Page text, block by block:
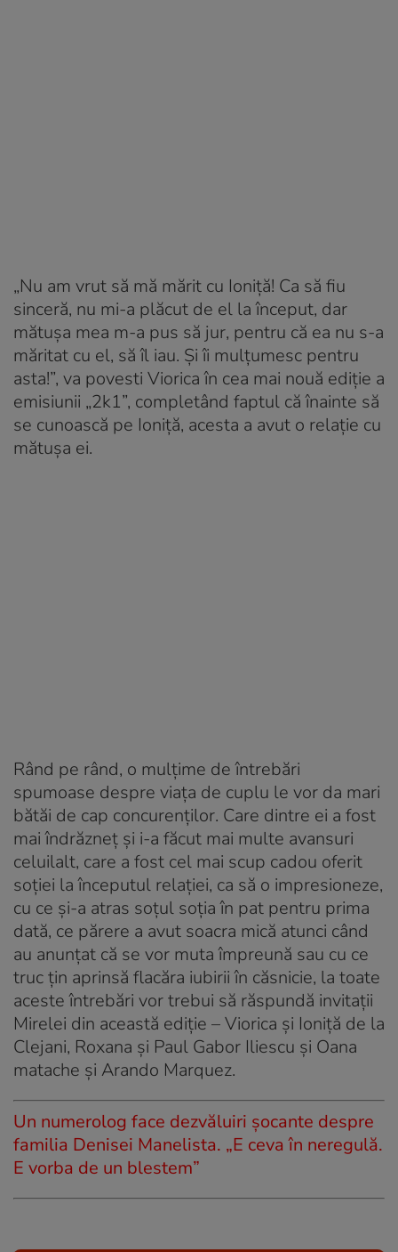
„Nu am vrut să mă mărit cu Ioniţă! Ca să fiu
sinceră, nu mi-a plăcut de el la început, dar
mătuşa mea m-a pus să jur, pentru că ea nu s-a
măritat cu el, să îl iau. Şi îi mulţumesc pentru
asta!”, va povesti Viorica în cea mai nouă ediţie a
emisiunii „2k1”, completând faptul că înainte să
se cunoască pe Ioniţă, acesta a avut o relaţie cu
mătuşa ei.
Rând pe rând, o mulţime de întrebări
spumoase despre viaţa de cuplu le vor da mari
bătăi de cap concurenţilor. Care dintre ei a fost
mai îndrăzneţ şi i-a făcut mai multe avansuri
celuilalt, care a fost cel mai scup cadou oferit
soţiei la începutul relaţiei, ca să o impresioneze,
cu ce şi-a atras soţul soţia în pat pentru prima
dată, ce părere a avut soacra mică atunci când
au anunţat că se vor muta împreună sau cu ce
truc ţin aprinsă flacăra iubirii în căsnicie, la toate
aceste întrebări vor trebui să răspundă invitaţii
Mirelei din această ediţie – Viorica şi Ioniţă de la
Clejani, Roxana şi Paul Gabor Iliescu şi Oana
matache şi Arando Marquez.
Un numerolog face dezvăluiri șocante despre
familia Denisei Manelista. „E ceva în neregulă.
E vorba de un blestem”